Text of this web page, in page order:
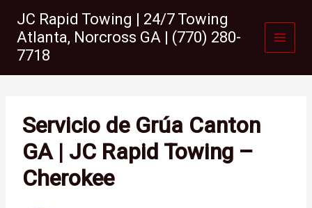
content
JC Rapid Towing | 24/7 Towing
Atlanta, Norcross GA | (770) 280-
7718
Servicio de Grúa Canton
GA | JC Rapid Towing –
Cherokee